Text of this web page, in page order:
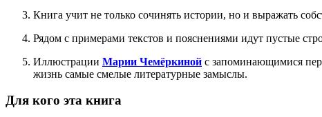
Книга учит не только сочинять истории, но и выражать
Рядом с примерами текстов и пояснениями идут пустые
Иллюстрации Марии Чемёркиной с запоминающимися
жизнь самые смелые литературные замыслы.
Для кого эта книга